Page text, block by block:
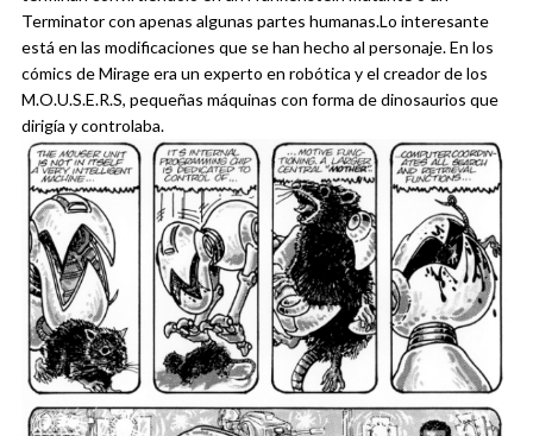
Terminator con apenas algunas partes humanas.Lo interesante
está en las modificaciones que se han hecho al personaje. En los
cómics de Mirage era un experto en robótica y el creador de los
M.O.U.S.E.R.S, pequeñas máquinas con forma de dinosaurios que
dirigía y controlaba.